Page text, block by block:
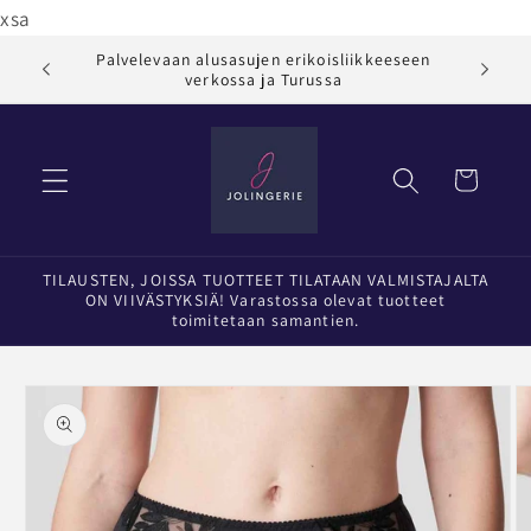
xsa
sisältöönPalvelevaan alusasujen erikoisliikkeeseen
verkossa ja Turussa
Ostoskori
TILAUSTEN, JOISSA TUOTTEET TILATAAN VALMISTAJALTA
ON VIIVÄSTYKSIÄ! Varastossa olevat tuotteet
toimitetaan samantien.
tuotetietoihin